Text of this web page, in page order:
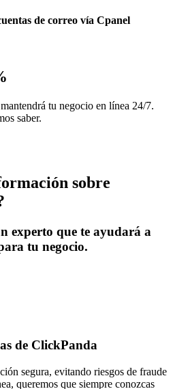
de correo vía Cpanel
tu negocio en línea 24/7.
saber.
sobre
experto que te ayudará a
tu negocio.
de ClickPanda
segura, evitando riesgos de fraude
queremos que siempre conozcas